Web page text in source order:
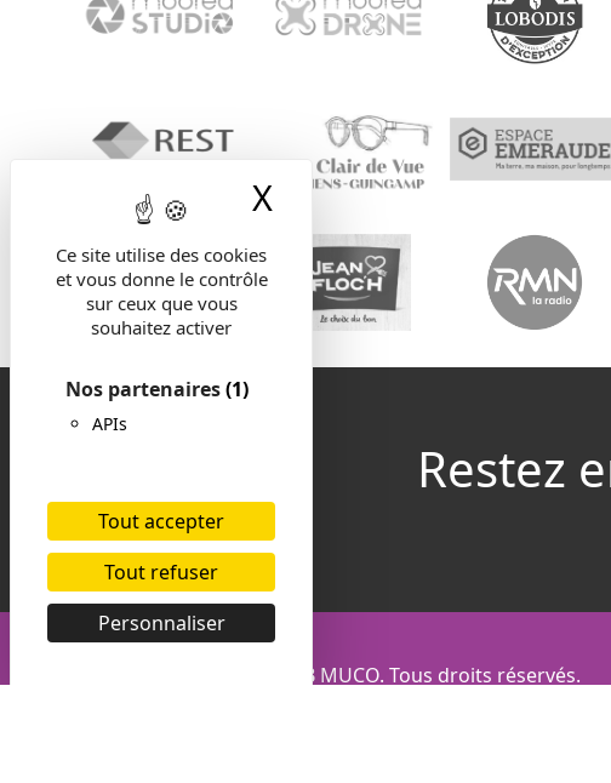
Ce site utilise des cookies
et vous donne le contrôle
sur ceux que vous
souhaitez activer
Nos partenaires(1)
APIs
Tout accepter
Tout refuser
Personnaliser
X Masquer le bandeau
Restez
© 2026 Association PLB MUCO. Tous droits réservés.